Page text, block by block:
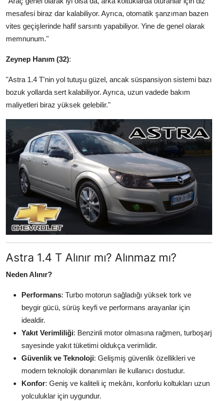
mesafesi biraz dar kalabiliyor. Ayrıca, otomatik şanzıman bazen
vites geçişlerinde hafif sarsıntı yapabiliyor. Yine de genel olarak
memnunum."
Zeynep Hanım (32):
"Astra 1.4 T'nin yol tutuşu güzel, ancak süspansiyon sistemi bazı
bozuk yollarda sert kalabiliyor. Ayrıca, uzun vadede bakım
maliyetleri biraz yüksek gelebilir."
Astra 1.4 T Alınır mı? Alınmaz mı?
Neden Alınır?
Performans: Turbo motorun sağladığı yüksek tork ve
beygir gücü, sürüş keyfi ve performans arayanlar için
idealdir.
Yakıt Verimliliği: Benzinli motor olmasına rağmen, turboşarj
sayesinde yakıt tüketimi oldukça verimlidir.
Güvenlik ve Teknoloji: Gelişmiş güvenlik özellikleri ve
modern teknolojik donanımları ile kullanıcı dostudur.
Konfor: Geniş ve kaliteli iç mekânı, konforlu koltukları uzun
yolculuklar için uygundur.